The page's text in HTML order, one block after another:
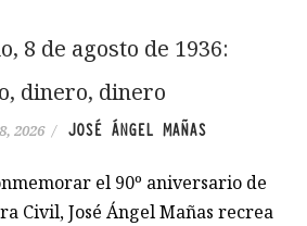
8 de agosto de 1936:
dinero, dinero
2026 / JOSÉ ÁNGEL MAÑAS
el 90º aniversario de
Civil, José Ángel Mañas recrea